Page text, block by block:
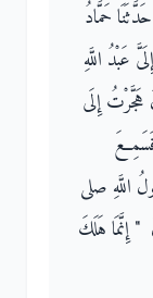
حَمَّادُ
عَبْدُ اللَّهِ
هَجَّرْتُ إِلَى
فَسَمِعَ
اللَّهِ صلى
"‏ إِنَّمَا هَلَكَ